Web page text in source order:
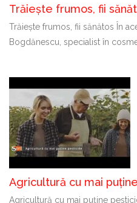
Trăiește frumos, fii
Trăiește frumos, fii sănătos În
Bogdănescu, specialist în
Agricultură cu mai
Agricultură cu mai puține